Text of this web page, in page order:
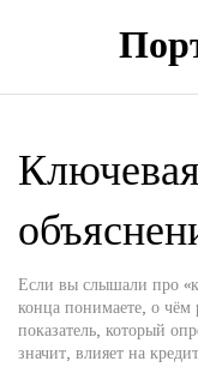
Если вы слышали про
конца понимаете, о чём
показатель, который
значит, влияет на